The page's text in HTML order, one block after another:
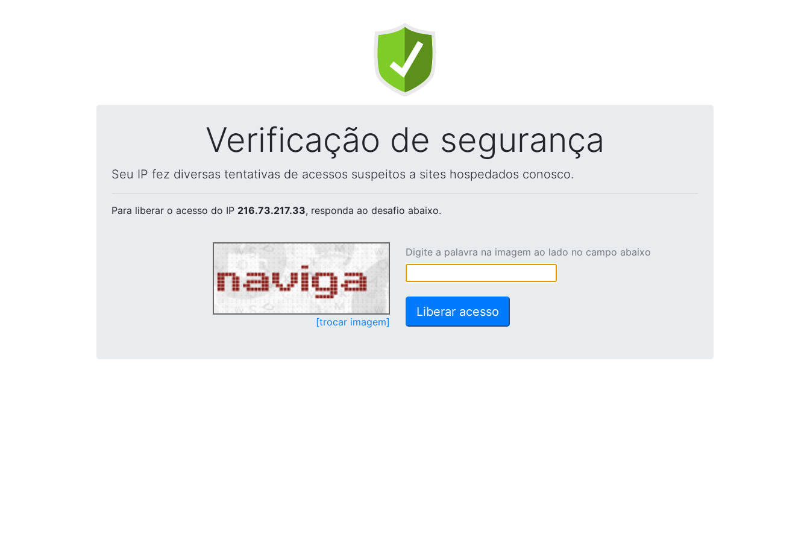
Verificação de segurança
Seu IP fez diversas tentativas de acessos suspeitos a sites hospedados conosco.
Para liberar o acesso do IP 216.73.217.33, responda ao desafio abaixo.
[trocar imagem]
Digite a palavra na imagem ao lado no campo abaixo